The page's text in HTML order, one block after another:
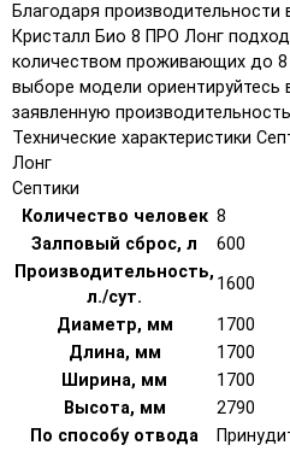
Благодаря производительности
Кристалл Био 8 ПРО Лонг
количеством проживающих до 8
выборе модели ориентируйтесь
заявленную
Технические характеристики
Лонг
Септики
Количество человек 8
Залповый сброс, л
600
Производительность,
л./сут.
1600
Диаметр, мм
1700
Длина, мм
1700
Ширина, мм
1700
Высота, мм
2790
По способу отвода